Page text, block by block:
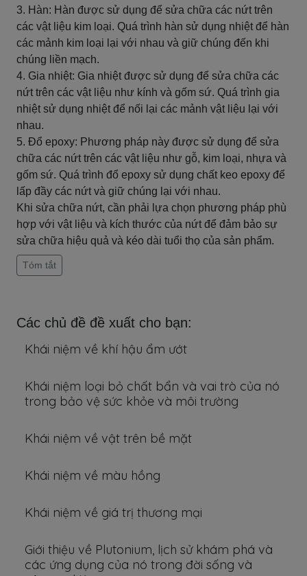
3. Hàn: Hàn được sử dụng để sửa chữa các nứt trên
các vật liệu kim loại. Quá trình hàn sử dụng nhiệt để hàn
các mảnh kim loại lại với nhau và giữ chúng đến khi
chúng liền mạch.
4. Gia nhiệt: Gia nhiệt được sử dụng để sửa chữa các
nứt trên các vật liệu như kính và gốm sứ. Quá trình gia
nhiệt sử dụng nhiệt để nối lại các mảnh vật liệu lại với
nhau.
5. Đổ epoxy: Phương pháp này được sử dụng để sửa
chữa các nứt trên các vật liệu như gỗ, kim loại, nhựa và
gốm sứ. Quá trình đổ epoxy sử dụng chất keo epoxy để
lấp đầy các nứt và giữ chúng lại với nhau.
Khi sửa chữa nứt, cần phải lựa chọn phương pháp phù
hợp với vật liệu và kích thước của nứt để đảm bảo sự
sửa chữa hiệu quả và kéo dài tuổi thọ của sản phẩm.
Tóm tắt
Các chủ đề đề xuất cho bạn:
Khái niệm về khí hậu ẩm ướt
Khái niệm loại bỏ chất bẩn và vai trò của nó
trong bảo vệ sức khỏe và môi trường
Khái niệm về vật trên bề mặt
Khái niệm về màu hồng
Khái niệm về giá trị thương mại
Giới thiệu về Plutonium, lịch sử khám phá và
các ứng dụng của nó trong đời sống và